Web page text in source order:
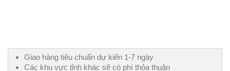
Giao hàng tiêu chuẩn dự kiến 1-7 ngày
Các khu vực tỉnh khác sẽ có phí thỏa thuận